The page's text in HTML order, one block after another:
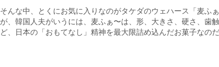
そんな中、とくにお気に入りなのがタケダのウェハース「麦ふ
が、韓国人夫がいうには、麦ふぁ〜は、形、大きさ、硬さ、歯
ど、日本の「おもてなし」精神を最大限詰め込んだお菓子なのだ